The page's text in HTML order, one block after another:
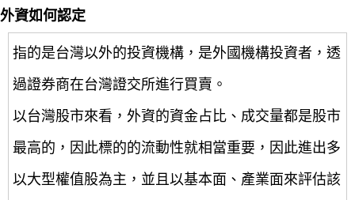
外資如何認定
指的是台灣以外的投資機構，是外國機構投資者，透
過證券商在台灣證交所進行買賣。
以台灣股市來看，外資的資金占比、成交量都是股市
最高的，因此標的的流動性就相當重要，因此進出多
以大型權值股為主，並且以基本面、產業面來評估該